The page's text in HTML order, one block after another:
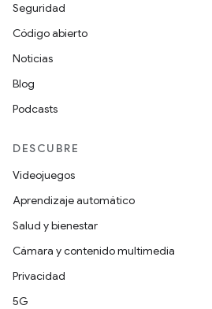
Seguridad
Código abierto
Noticias
Blog
Podcasts
DESCUBRE
Videojuegos
Aprendizaje automático
Salud y bienestar
Cámara y contenido multimedia
Privacidad
5G